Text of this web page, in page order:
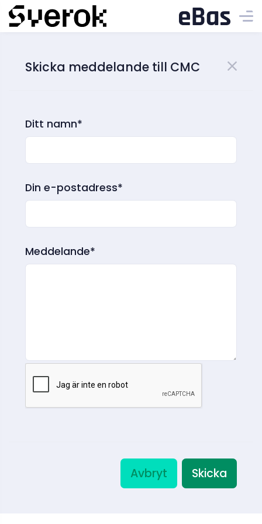
Skicka meddelande till CMC
Ditt namn*
Din e-postadress*
Meddelande*
Avbryt